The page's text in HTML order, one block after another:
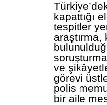
kapattığı
tespitler
ve
görevi
polis
bir aile